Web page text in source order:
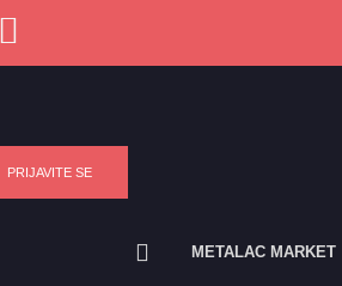
METALAC MARKET